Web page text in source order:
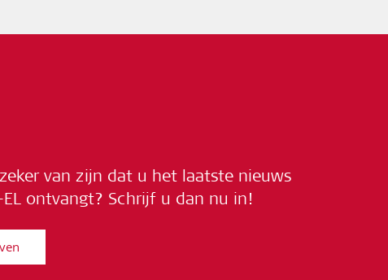
van zijn dat u het laatste nieuws
EL ontvangt? Schrijf u dan nu in!